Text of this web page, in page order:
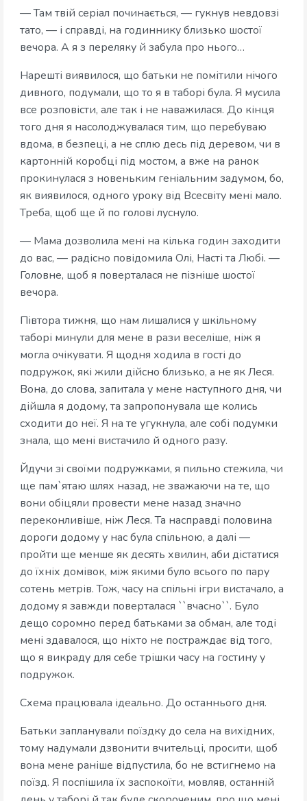
— Там твій серіал починається, — гукнув невдовзі
тато, — і справді, на годиннику близько шостої
вечора. А я з переляку й забула про нього…
Нарешті виявилося, що батьки не помітили нічого
дивного, подумали, що то я в таборі була. Я мусила
все розповісти, але так і не наважилася. До кінця
того дня я насолоджувалася тим, що перебуваю
вдома, в безпеці, а не сплю десь під деревом, чи в
картонній коробці під мостом, а вже на ранок
прокинулася з новеньким геніальним задумом, бо,
як виявилося, одного уроку від Всесвіту мені мало.
Треба, щоб ще й по голові луснуло.
— Мама дозволила мені на кілька годин заходити
до вас, — радісно повідомила Олі, Насті та Любі. —
Головне, щоб я поверталася не пізніше шостої
вечора.
Півтора тижня, що нам лишалися у шкільному
таборі минули для мене в рази веселіше, ніж я
могла очікувати. Я щодня ходила в гості до
подружок, які жили дійсно близько, а не як Леся.
Вона, до слова, запитала у мене наступного дня, чи
дійшла я додому, та запропонувала ще колись
сходити до неї. Я на те угукнула, але собі подумки
знала, що мені вистачило й одного разу.
Йдучи зі своїми подружками, я пильно стежила, чи
ще пам`ятаю шлях назад, не зважаючи на те, що
вони обіцяли провести мене назад значно
переконливіше, ніж Леся. Та насправді половина
дороги додому у нас була спільною, а далі —
пройти ще менше як десять хвилин, аби дістатися
до їхніх домівок, між якими було всього по пару
сотень метрів. Тож, часу на спільні ігри вистачало, а
додому я завжди поверталася ``вчасно``. Було
дещо соромно перед батьками за обман, але тоді
мені здавалося, що ніхто не постраждає від того,
що я викраду для себе трішки часу на гостину у
подружок.
Схема працювала ідеально. До останнього дня.
Батьки запланували поїздку до села на вихідних,
тому надумали дзвонити вчительці, просити, щоб
вона мене раніше відпустила, бо не встигнемо на
поїзд. Я поспішила їх заспокоїти, мовляв, останній